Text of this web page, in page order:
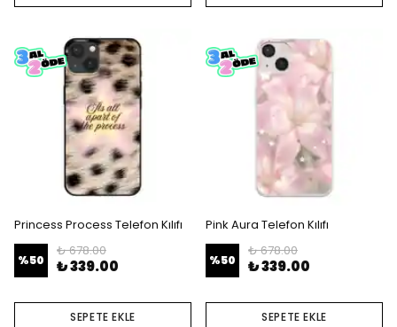
Princess Process Telefon Kılıfı
%50
₺ 678.00
₺ 339.00
SEPETE EKLE
Pink Aura Telefon Kılıfı
%50
₺ 678.00
₺ 339.00
SEPETE EKLE